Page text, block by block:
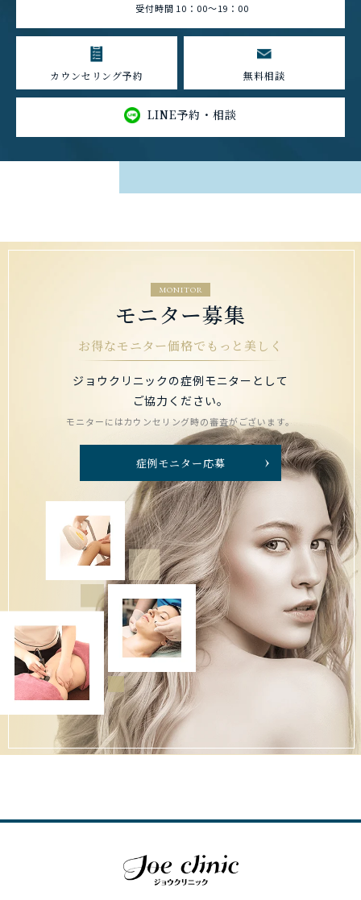
受付時間 10：00～19：00
カウンセリング予約 無料相談
LINE予約・相談
MONITOR
モニター募集
お得なモニター価格でもっと美しく
ジョウクリニックの症例モニターとして
ご協力ください。
モニターにはカウンセリング時の審査がございます。
症例モニター応募